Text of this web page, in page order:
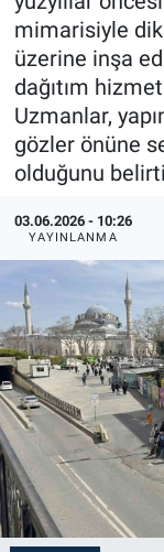
mimarisiyle
üzerine inşa
dağıtım
Uzmanlar,
gözler önüne
olduğunu
03.06.2026 - 10:26
YAYINLANMA